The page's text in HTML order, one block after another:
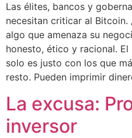
Las élites, bancos y
necesitan criticar al
algo que amenaza su
honesto, ético y racional.
solo es justo con los que
resto. Pueden imprimir
La excusa:
inversor